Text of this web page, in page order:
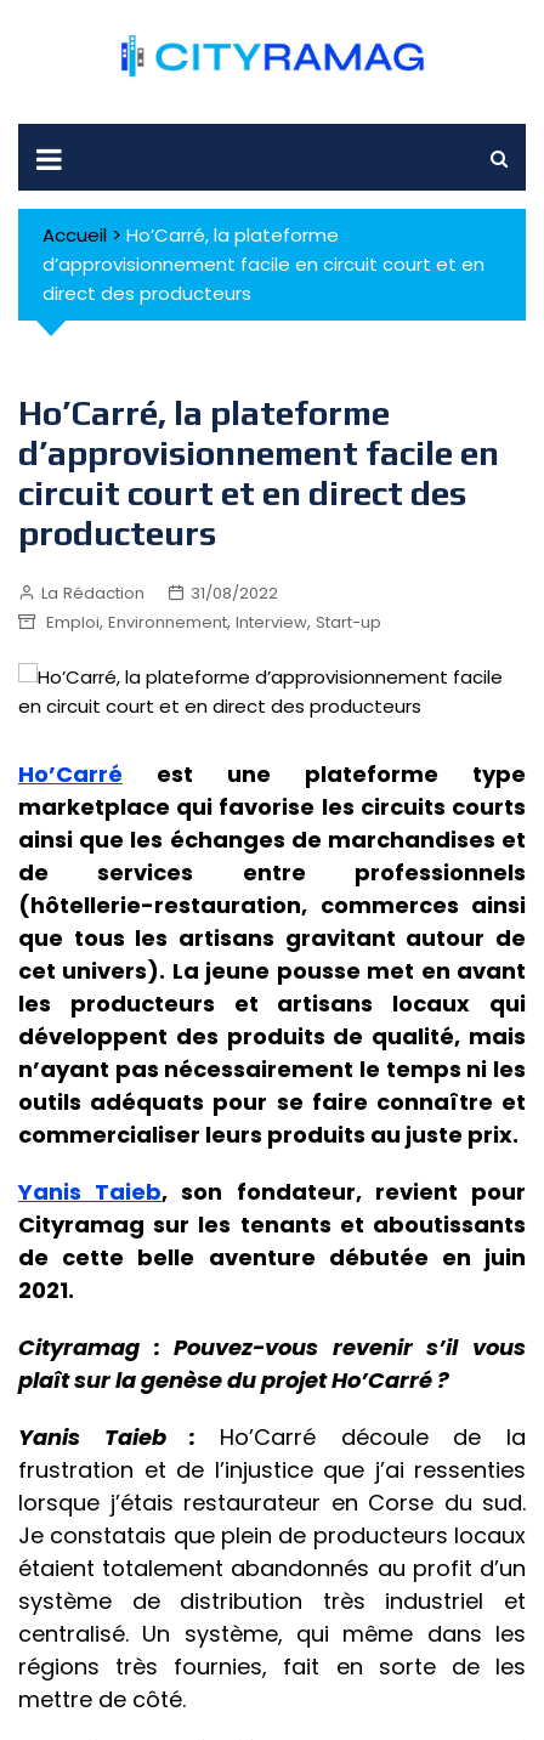
Accueil > Ho’Carré, la plateforme
d’approvisionnement facile en circuit court et en
direct des producteurs
Ho’Carré, la plateforme
d’approvisionnement facile en
circuit court et en direct des
producteurs
La Rédaction
31/08/2022
Emploi, Environnement, Interview, Start-up
Ho’Carré est une plateforme type
marketplace qui favorise les circuits courts
ainsi que les échanges de marchandises et
de services entre professionnels
(hôtellerie-restauration, commerces ainsi
que tous les artisans gravitant autour de
cet univers). La jeune pousse met en avant
les producteurs et artisans locaux qui
développent des produits de qualité, mais
n’ayant pas nécessairement le temps ni les
outils adéquats pour se faire connaître et
commercialiser leurs produits au juste prix.
Yanis Taieb, son fondateur, revient pour
Cityramag sur les tenants et aboutissants
de cette belle aventure débutée en juin
2021.
Cityramag : Pouvez-vous revenir s’il vous
plaît sur la genèse du projet Ho’Carré ?
Yanis Taieb :
Ho’Carré découle de la
frustration et de l’injustice que j’ai ressenties
lorsque j’étais restaurateur en Corse du sud.
Je constatais que plein de producteurs locaux
étaient totalement abandonnés au profit d’un
système de distribution très industriel et
centralisé. Un système, qui même dans les
régions très fournies, fait en sorte de les
mettre de côté.